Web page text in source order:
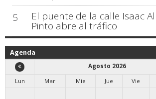
5
El puente de la calle Isaac
Pinto abre al tráfico
Agenda
Agosto 2026
Lun
Mar Mie Jue Vie